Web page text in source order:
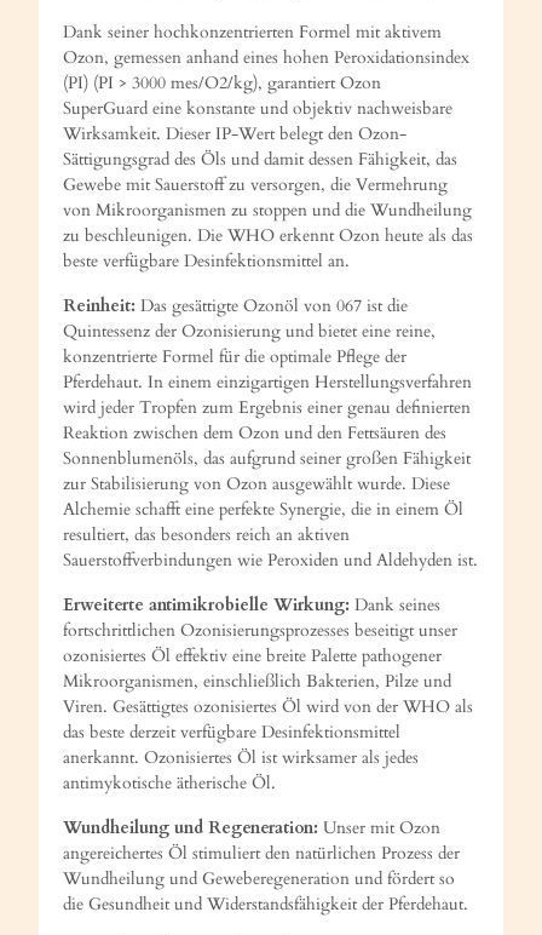
Dank seiner hochkonzentrierten Formel mit aktivem
Ozon, gemessen anhand eines hohen Peroxidationsindex
(PI) (PI > 3000 mes/O2/kg), garantiert Ozon
SuperGuard eine konstante und objektiv nachweisbare
Wirksamkeit. Dieser IP-Wert belegt den Ozon-
Sättigungsgrad des Öls und damit dessen Fähigkeit, das
Gewebe mit Sauerstoff zu versorgen, die Vermehrung
von Mikroorganismen zu stoppen und die Wundheilung
zu beschleunigen. Die WHO erkennt Ozon heute als das
beste verfügbare Desinfektionsmittel an.
Reinheit: Das gesättigte Ozonöl von 067 ist die
Quintessenz der Ozonisierung und bietet eine reine,
konzentrierte Formel für die optimale Pflege der
Pferdehaut. In einem einzigartigen Herstellungsverfahren
wird jeder Tropfen zum Ergebnis einer genau definierten
Reaktion zwischen dem Ozon und den Fettsäuren des
Sonnenblumenöls, das aufgrund seiner großen Fähigkeit
zur Stabilisierung von Ozon ausgewählt wurde. Diese
Alchemie schafft eine perfekte Synergie, die in einem Öl
resultiert, das besonders reich an aktiven
Sauerstoffverbindungen wie Peroxiden und Aldehyden ist.
Erweiterte antimikrobielle Wirkung: Dank seines
fortschrittlichen Ozonisierungsprozesses beseitigt unser
ozonisiertes Öl effektiv eine breite Palette pathogener
Mikroorganismen, einschließlich Bakterien, Pilze und
Viren. Gesättigtes ozonisiertes Öl wird von der WHO als
das beste derzeit verfügbare Desinfektionsmittel
anerkannt. Ozonisiertes Öl ist wirksamer als jedes
antimykotische ätherische Öl.
Wundheilung und Regeneration: Unser mit Ozon
angereichertes Öl stimuliert den natürlichen Prozess der
Wundheilung und Geweberegeneration und fördert so
die Gesundheit und Widerstandsfähigkeit der Pferdehaut.